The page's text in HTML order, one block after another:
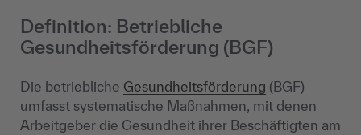
Definition: Betriebliche
Gesundheitsförderung (BGF)
Die betriebliche Gesundheitsförderung (BGF)
umfasst systematische Maßnahmen, mit denen
Arbeitgeber die Gesundheit ihrer Beschäftigten am